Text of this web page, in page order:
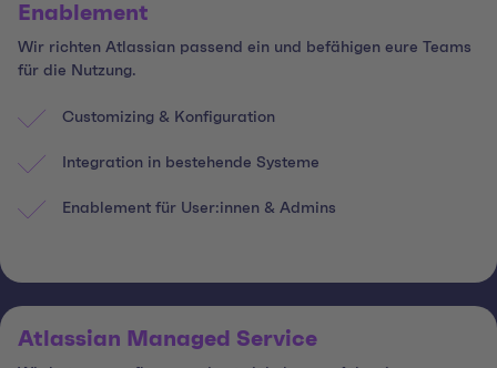
Enablement
Wir richten Atlassian passend ein und befähigen eure Teams
für die Nutzung.
Customizing & Konfiguration
Integration in bestehende Systeme
Enablement für User:innen & Admins
Atlassian Managed Service